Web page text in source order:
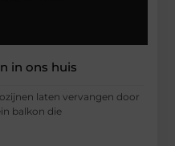
in ons huis
laten vervangen door
balkon die